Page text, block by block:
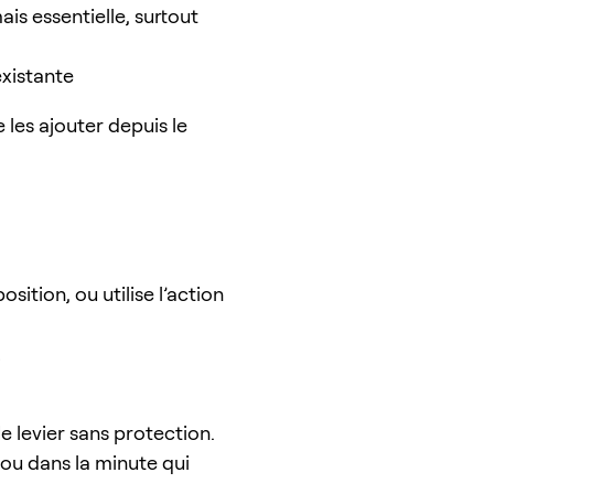
essentielle, surtout
les ajouter depuis le
ou utilise l’action
levier sans protection.
dans la minute qui